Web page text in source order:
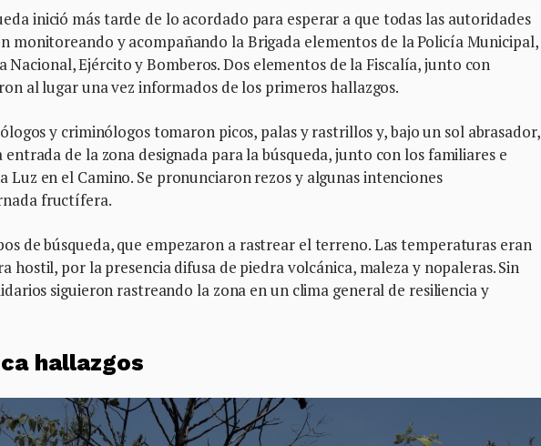
inició más tarde de lo acordado para esperar a que todas las autoridades
monitoreando y acompañando la Brigada elementos de la Policía Municipal,
Nacional, Ejército y Bomberos. Dos elementos de la Fiscalía, junto con
al lugar una vez informados de los primeros hallazgos.
y criminólogos tomaron picos, palas y rastrillos y, bajo un sol abrasador,
de la zona designada para la búsqueda, junto con los familiares e
en el Camino. Se pronunciaron rezos y algunas intenciones
fructífera.
de búsqueda, que empezaron a rastrear el terreno. Las temperaturas eran
hostil, por la presencia difusa de piedra volcánica, maleza y nopaleras. Sin
siguieron rastreando la zona en un clima general de resiliencia y
hallazgos